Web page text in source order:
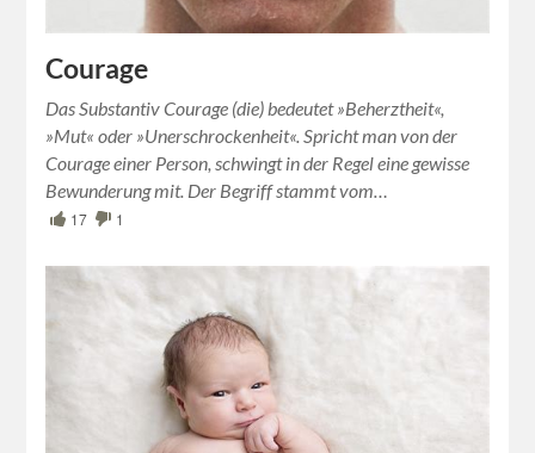
Courage
Das Substantiv Courage (die) bedeutet »Beherztheit«,
»Mut« oder »Unerschrockenheit«. Spricht man von der
Courage einer Person, schwingt in der Regel eine gewisse
Bewunderung mit. Der Begriff stammt vom…
17 1